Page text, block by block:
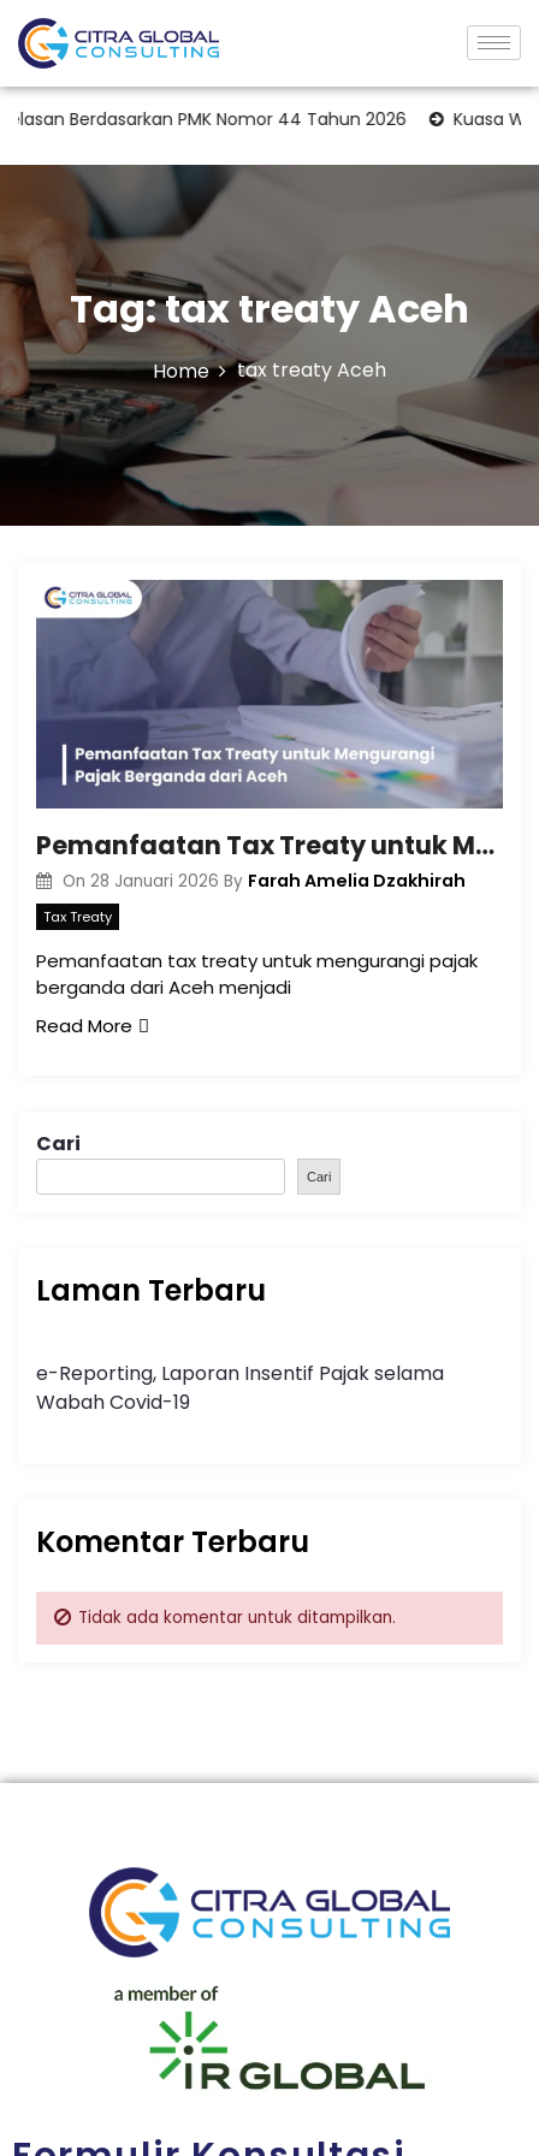
Berdasarkan PMK Nomor 44 Tahun 2026 Kuasa Wajib
Tag:tax treaty Aceh
Home tax treaty Aceh
Pemanfaatan Tax Treaty untuk Mengurangi Pajak Berganda dari Aceh
On 28 Januari 2026 By Farah Amelia Dzakhirah
Tax Treaty
Pemanfaatan tax treaty untuk mengurangi pajak
berganda dari Aceh menjadi
Read More
Cari
Cari
Laman Terbaru
e-Reporting, Laporan Insentif Pajak selama
Wabah Covid-19
Komentar Terbaru
Tidak ada komentar untuk ditampilkan.